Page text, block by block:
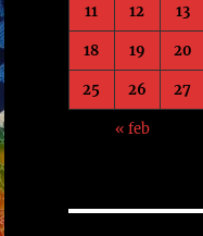
11 12 13
18 19 20
25 26 27
« feb